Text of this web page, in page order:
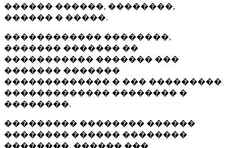
������ ������, ��������,
������ � �����.
������������ ��������,
������� ������� ��
����������� ������� ���
������� �������
������������� � ��� ���������
������������� �������� �
��������.
��������� �������� ������
�������� ������ ��������
��������, ������ ���